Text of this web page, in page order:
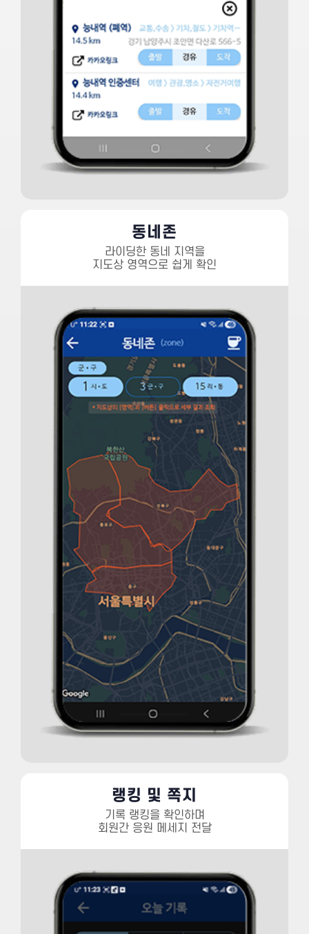
동네존
라이딩한 동네 지역을
지도상 영역으로 쉽게 확인
랭킹 및 쪽지
기록 랭킹을 확인하며
회원간 응원 메세지 전달